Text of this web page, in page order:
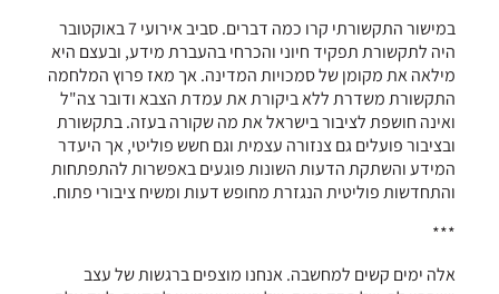
במישור התקשורתי קרו כמה דברים. סביב אירועי 7 באוקטובר
היה לתקשורת תפקיד חיוני והכרחי בהעברת מידע, ובעצם היא
מילאה את מקומן של סמכויות המדינה. אך מאז פרוץ המלחמה
התקשורת משדרת ללא ביקורת את עמדת הצבא ודובר צה"ל
ואינה חושפת לציבור בישראל את מה שקורה בעזה. בתקשורת
ובציבור פועלים גם צנזורה עצמית וגם חשש פוליטי, אך היעדר
המידע והשתקת הדעות השונות פוגעים באפשרות להתפתחות
והתחדשות פוליטית הנגזרת מחופש דעות ומשיח ציבורי פתוח.
***
אלה ימים קשים למחשבה. אנחנו מוצפים ברגשות של עצב